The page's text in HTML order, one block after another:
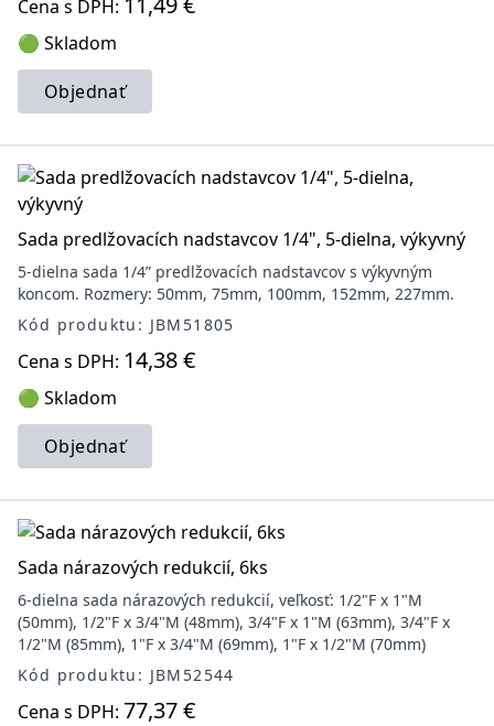
Cena s DPH:
🟢 Skladom
Objednať
Sada predlžovacích nadstavcov 1/4", 5-dielna, výkyvný
5-dielna sada 1/4” predlžovacích nadstavcov s výkyvným
koncom. Rozmery: 50mm, 75mm, 100mm, 152mm, 227mm.
Kód produktu: JBM51805
Cena s DPH: 14,38 €
🟢 Skladom
Objednať
Sada nárazových redukcií, 6ks
6-dielna sada nárazových redukcií, veľkosť: 1/2"F x 1"M
(50mm), 1/2"F x 3/4"M (48mm), 3/4"F x 1"M (63mm), 3/4"F x
1/2"M (85mm), 1"F x 3/4"M (69mm), 1"F x 1/2"M (70mm)
Kód produktu: JBM52544
Cena s DPH: 77,37 €